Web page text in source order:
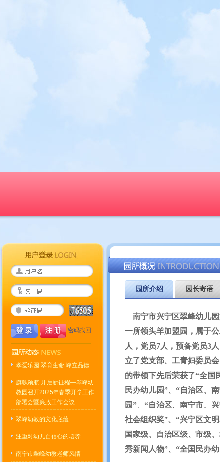
密码找回
孝爱乐园 翠育生命 峰立品德
旗帜领航 开启新征程—翠峰幼
教园召开2025年春季开学工作
部署会暨廉政工作会议
翠峰幼教的文化底蕴
注重对幼儿自信心的培养
南宁市翠峰幼教老师风情
园所介绍 园长寄语
南宁市兴宁区翠峰幼儿
一所领头羊加盟园，属于
人，党员7人，预备党员3
立了党支部、工青妇委员
的带领下先后荣获了“全国
民办幼儿园”、 “自治区、
园”、 “自治区、南宁市、
社会组织奖”、 “兴宁区文
国家级、自治区级、市级
秀新闻人物”、 “全国民办